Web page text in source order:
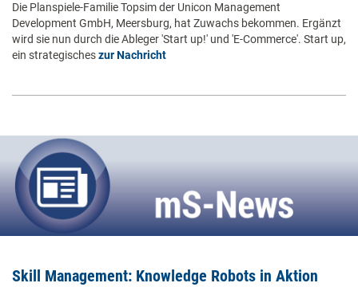
Die Planspiele-Familie Topsim der Unicon Management
Development GmbH, Meersburg, hat Zuwachs bekommen. Ergänzt
wird sie nun durch die Ableger 'Start up!' und 'E-Commerce'. Start up,
ein strategischeszur Nachricht
Skill Management: Knowledge Robots in Aktion